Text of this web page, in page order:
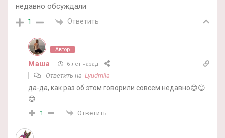
недавно обсуждали
1 Ответить
Автор
Маша 6 лет назад
Ответить на Lyudmila
да-да, как раз об этом говорили совсем недавно😊😊
😊
1 Ответить